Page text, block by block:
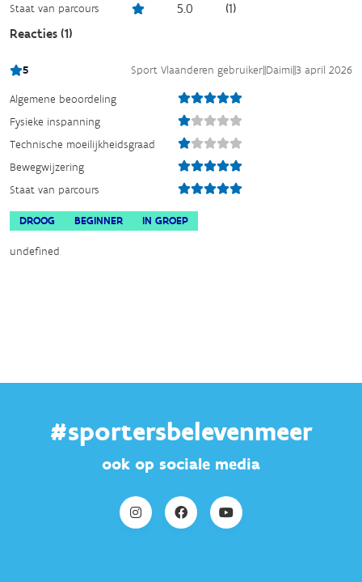
Staat van parcours 5.0 (1)
Reacties (1)
5 Sport Vlaanderen gebruiker||Daimi||3 april 2026
Algemene beoordeling
Fysieke inspanning
Technische moeilijkheidsgraad
Bewegwijzering
Staat van parcours
DROOG BEGINNER IN GROEP
undefined
#sportersbelevenmeer
ook op sociale media